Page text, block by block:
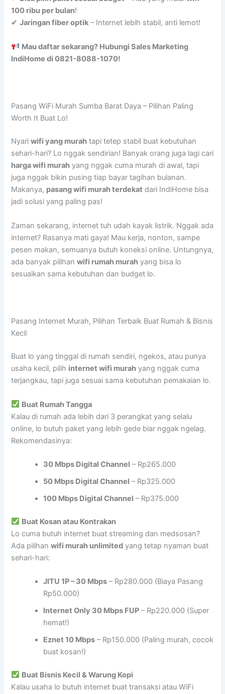
100 ribu per bulan!
✔Jaringan fiber optik – Internet lebih stabil, anti lemot!
Mau daftar sekarang? Hubungi Sales Marketing
IndiHome di 0821-8088-1070!
Pasang WiFi Murah Sumba Barat Daya – Pilihan Paling
Worth It Buat Lo!
Nyariwifi yang murah tapi tetep stabil buat kebutuhan
sehari-hari? Lo nggak sendirian! Banyak orang juga lagi cari
harga wifi murah yang nggak cuma murah di awal, tapi
juga nggak bikin pusing tiap bayar tagihan bulanan.
Makanya, pasang wifi murah terdekat dari IndiHome bisa
jadi solusi yang paling pas!
Zaman sekarang, internet tuh udah kayak listrik. Nggak ada
internet? Rasanya mati gaya! Mau kerja, nonton, sampe
pesen makan, semuanya butuh koneksi online. Untungnya,
ada banyak pilihanwifi rumah murah yang bisa lo
sesuaikan sama kebutuhan dan budget lo.
Pasang Internet Murah, Pilihan Terbaik Buat Rumah & Bisnis
Kecil
Buat lo yang tinggal di rumah sendiri, ngekos, atau punya
usaha kecil, pilih internet wifi murah yang nggak cuma
terjangkau, tapi juga sesuai sama kebutuhan pemakaian lo.
Buat Rumah Tangga
Kalau di rumah ada lebih dari 3 perangkat yang selalu
online, lo butuh paket yang lebih gede biar nggak ngelag.
Rekomendasinya:
30 Mbps Digital Channel – Rp265.000
50 Mbps Digital Channel – Rp325.000
100 Mbps Digital Channel – Rp375.000
Buat Kosan atau Kontrakan
Lo cuma butuh internet buat streaming dan medsosan?
Ada pilihanwifi murah unlimited yang tetap nyaman buat
sehari-hari:
JITU 1P – 30 Mbps – Rp280.000 (Biaya Pasang
Rp50.000)
Internet Only 30 Mbps FUP – Rp220.000 (Super
hemat!)
Eznet 10 Mbps – Rp150.000 (Paling murah, cocok
buat kosan!)
Buat Bisnis Kecil & Warung Kopi
Kalau usaha lo butuh internet buat transaksi atau WiFi